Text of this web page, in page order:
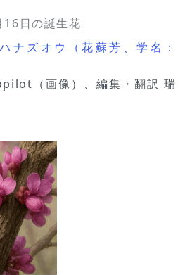
16日の誕生花
ハナズオウ（花蘇芳、学名：
（画像）、編集・翻訳 瑞